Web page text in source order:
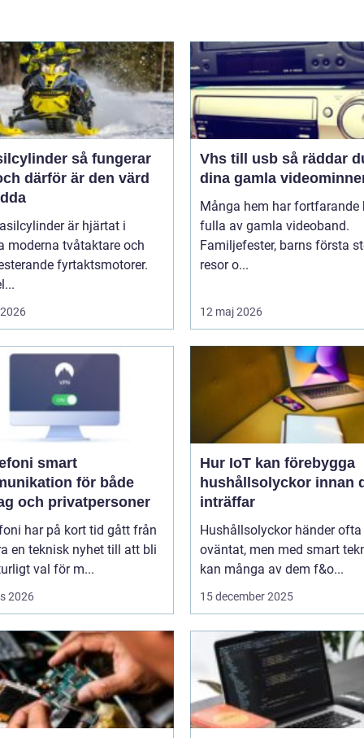
så fungerar
därför är den värd
är hjärtat i
moderna tvåtaktare och
fyrtaktsmotorer.
Vhs till usb så räddar du
dina gamla
Många hem har fortfarande
fulla av gamla videoband.
Familjefester, barns första
resor o...
12 maj 2026
smart
för både
och privatpersoner
har på kort tid gått från
en teknisk nyhet till att bli
val för m...
2026
Hur IoT kan förebygga
hushållsolyckor innan
inträffar
Hushållsolyckor händer ofta
oväntat, men med smart
kan många av dem f&o...
15 december 2025